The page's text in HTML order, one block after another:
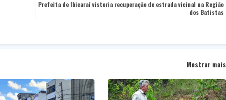
Prefeita de Ibicaraí vistoria recuperação de estrada vicinal na Região
dos Batistas
Mostrar mais